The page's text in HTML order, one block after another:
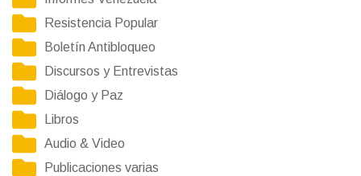
Resistencia Popular
Boletín Antibloqueo
Discursos y Entrevistas
Diálogo y Paz
Libros
Audio & Video
Publicaciones varias